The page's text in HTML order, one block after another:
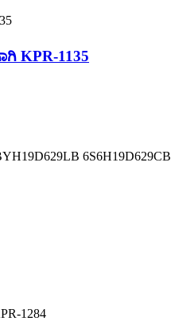
KPR-1135
6S6H19D629CB